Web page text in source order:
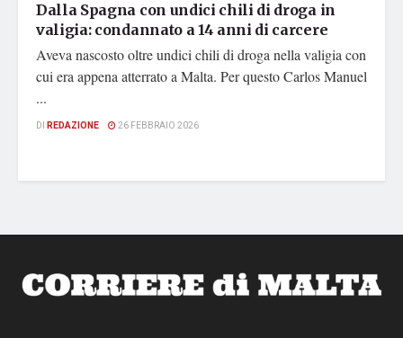
Dalla Spagna con undici chili di droga in
valigia: condannato a 14 anni di carcere
Aveva nascosto oltre undici chili di droga nella valigia con
cui era appena atterrato a Malta. Per questo Carlos Manuel
...
DI REDAZIONE 26 FEBBRAIO 2026